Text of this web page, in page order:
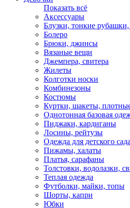
Показать всё
Аксессуары
Блузки, тонкие
Болеро
Брюки, джинсы
Вязаные вещи
Джемпера, свитера
Жилеты
Колготки носки
Комбинезоны
Костюмы
Куртки, шакеты,
Однотонная базовая
Пиджаки, кардиганы
Лосины, рейтузы
Одежда для детского сада
Пижамы, халаты
Платья, сарафаны
Толстовки, водолазки,
Теплая одежда
Футболки, майки, топы
Шорты, капри
Юбки